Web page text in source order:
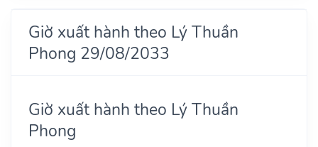
Giờ xuất hành theo Lý Thuần
Phong 29/08/2033
Giờ xuất hành theo Lý Thuần
Phong